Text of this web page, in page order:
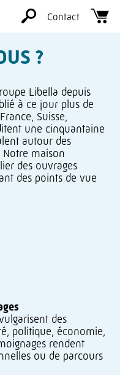
Contact
?
Libella depuis
à ce jour plus de
Suisse,
une cinquantaine
autour des
Notre maison
des ouvrages
des points de vue
des
politique, économie,
rendent
ou de parcours